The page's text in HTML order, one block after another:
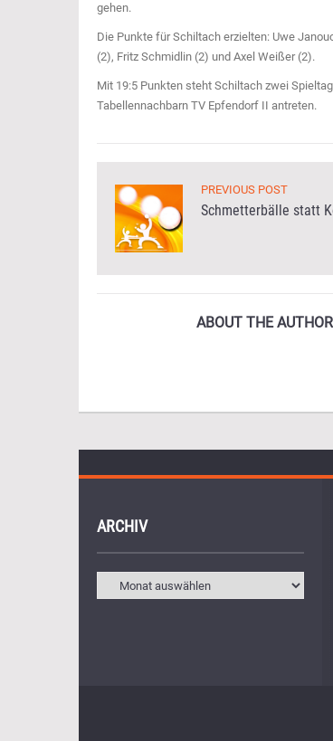
gehen.
Die Punkte für Schiltach erzielten: Uwe
(2), Fritz Schmidlin (2) und Axel Weißer (2).
Mit 19:5 Punkten steht Schiltach zwei
Tabellennachbarn TV Epfendorf II antreten.
PREVIOUS POST
Schmetterbälle statt
ABOUT THE AUTHOR
ARCHIV